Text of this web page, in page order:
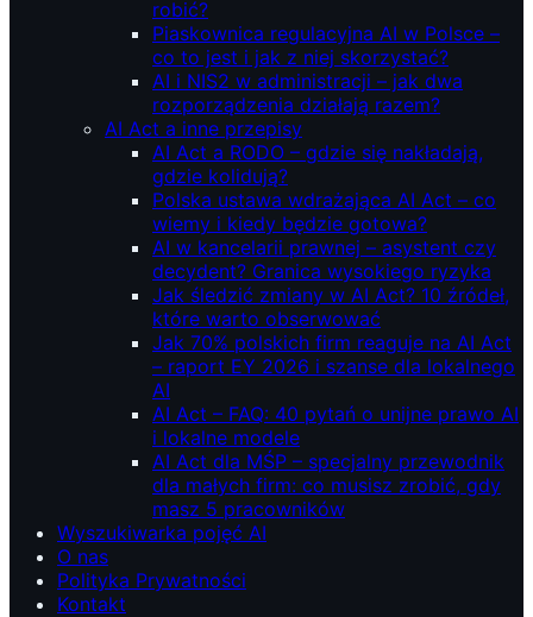
robić?
Piaskownica regulacyjna AI w Polsce –
co to jest i jak z niej skorzystać?
AI i NIS2 w administracji – jak dwa
rozporządzenia działają razem?
AI Act a inne przepisy
AI Act a RODO – gdzie się nakładają,
gdzie kolidują?
Polska ustawa wdrażająca AI Act – co
wiemy i kiedy będzie gotowa?
AI w kancelarii prawnej – asystent czy
decydent? Granica wysokiego ryzyka
Jak śledzić zmiany w AI Act? 10 źródeł,
które warto obserwować
Jak 70% polskich firm reaguje na AI Act
– raport EY 2026 i szanse dla lokalnego
AI
AI Act – FAQ: 40 pytań o unijne prawo AI
i lokalne modele
AI Act dla MŚP – specjalny przewodnik
dla małych firm: co musisz zrobić, gdy
masz 5 pracowników
Wyszukiwarka pojęć AI
O nas
Polityka Prywatności
Kontakt